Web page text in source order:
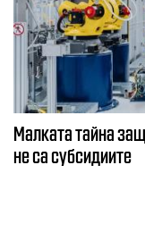
Малката тайна
не са субсидиите